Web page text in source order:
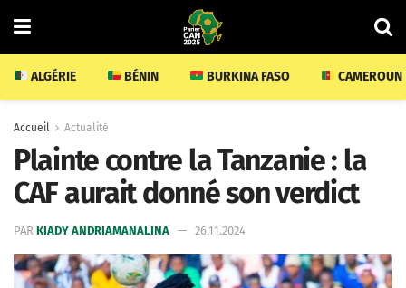
ALGÉRIE BÉNIN BURKINA FASO CAMEROUN
Accueil Actualité
Plainte contre la Tanzanie : la
CAF aurait donné son verdict
PAR KIADY ANDRIAMANALINA 26.11.2024